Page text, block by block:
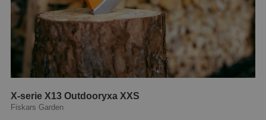
X-serie X13 Outdooryxa XXS
Fiskars Garden